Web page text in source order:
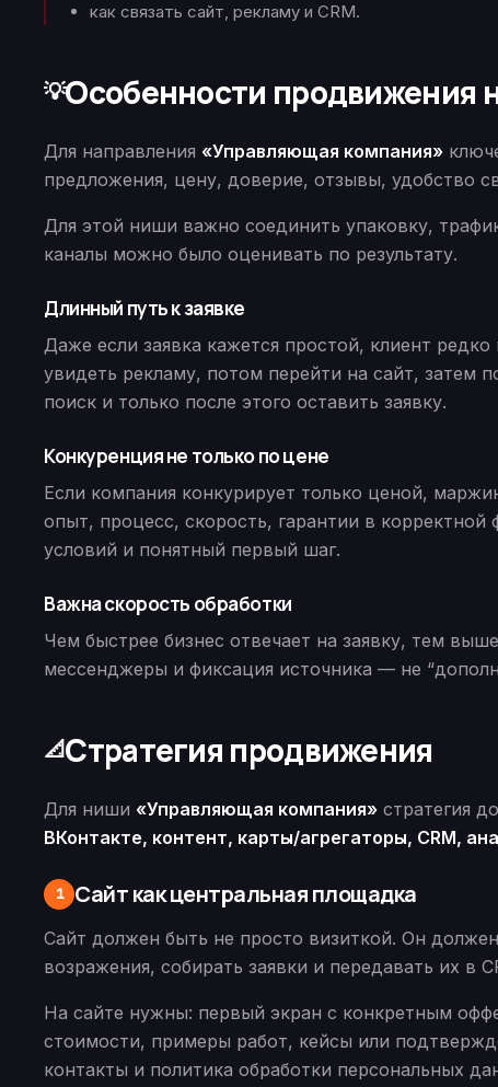
как связать сайт, рекламу и CRM.
💡Особенности продвижения
Для направления «Управляющая компания»
предложения, цену, доверие, отзывы, удобство
Для этой ниши важно соединить упаковку,
каналы можно было оценивать по результату.
Длинный путь к заявке
Даже если заявка кажется простой, клиент
увидеть рекламу, потом перейти на сайт, затем
поиск и только после этого оставить заявку.
Конкуренция не только по цене
Если компания конкурирует только ценой,
опыт, процесс, скорость, гарантии в
условий и понятный первый шаг.
Важна скорость обработки
Чем быстрее бизнес отвечает на заявку, тем
мессенджеры и фиксация источника — не
📐Стратегия продвижения
Для ниши «Управляющая компания» стратегия
ВКонтакте, контент, карты/агрегаторы, CRM,
1 Сайт как центральная площадка
Сайт должен быть не просто визиткой. Он
возражения, собирать заявки и передавать их в
На сайте нужны: первый экран с конкретным
стоимости, примеры работ, кейсы или
контакты и политика обработки персональных